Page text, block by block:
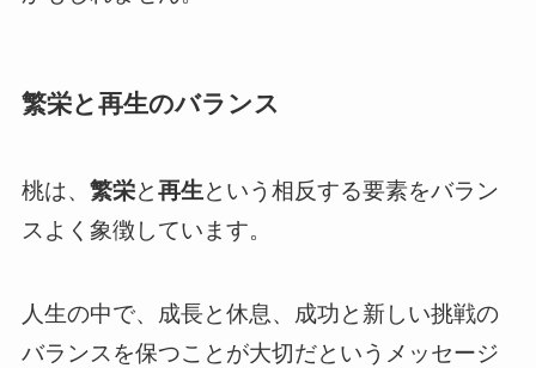
繁栄と再生のバランス
桃は、 繁栄と再生という相反する要素をバラン
スよく象徴しています。
人生の中で、成長と休息、成功と新しい挑戦の
バランスを保つことが大切だというメッセージ